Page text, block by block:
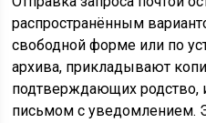
распространённым
свободной форме или по
архива, прикладывают
подтверждающих родство,
письмом с уведомлением.